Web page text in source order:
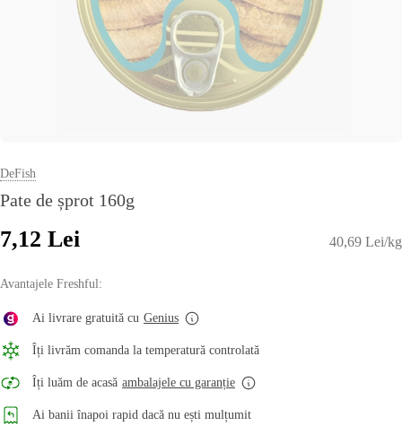
DeFish
Pate de șprot 160g
7,12 Lei 40,69 Lei/kg
Avantajele Freshful:
Ai livrare gratuită cu Genius
Îți livrăm comanda la temperatură controlată
Îți luăm de acasă ambalajele cu garanție
Ai banii înapoi rapid dacă nu ești mulțumit